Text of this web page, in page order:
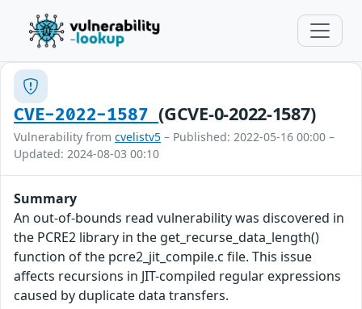
CVE-2022-1587(GCVE-0-2022-1587)
Vulnerability from cvelistv5 – Published: 2022-05-16 00:00 –
Updated: 2024-08-03 00:10
Summary
An out-of-bounds read vulnerability was discovered in
the PCRE2 library in the get_recurse_data_length()
function of the pcre2_jit_compile.c file. This issue
affects recursions in JIT-compiled regular expressions
caused by duplicate data transfers.